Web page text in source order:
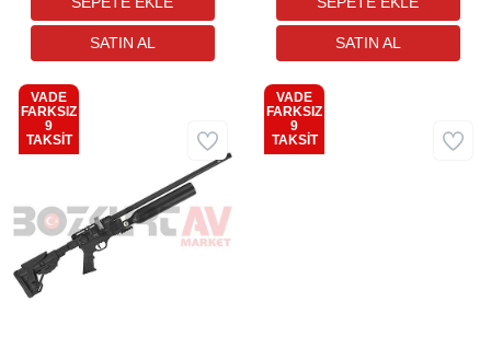
VADE
FARKSIZ
9
TAKSİT
Kargo
Bedava
VADE
FARKSIZ
9
TAKSİT
Kargo
Bedava